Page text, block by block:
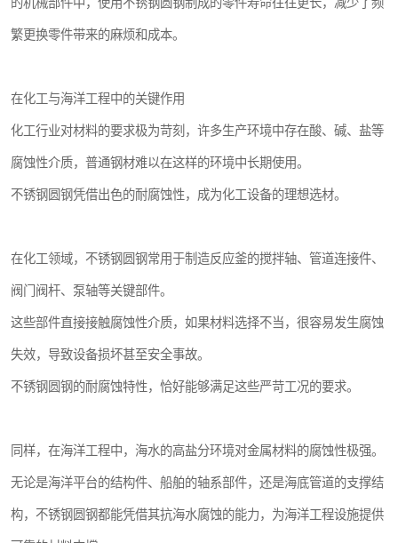
繁更换零件带来的麻烦和成本。
在化工与海洋工程中的关键作用
化工行业对材料的要求极为苛刻，许多生产环境中存在酸、碱、盐等
腐蚀性介质，普通钢材难以在这样的环境中长期使用。
不锈钢圆钢凭借出色的耐腐蚀性，成为化工设备的理想选材。
在化工领域，不锈钢圆钢常用于制造反应釜的搅拌轴、管道连接件、
阀门阀杆、泵轴等关键部件。
这些部件直接接触腐蚀性介质，如果材料选择不当，很容易发生腐蚀
失效，导致设备损坏甚至安全事故。
不锈钢圆钢的耐腐蚀特性，恰好能够满足这些严苛工况的要求。
同样，在海洋工程中，海水的高盐分环境对金属材料的腐蚀性极强。
无论是海洋平台的结构件、船舶的轴系部件，还是海底管道的支撑结
构，不锈钢圆钢都能凭借其抗海水腐蚀的能力，为海洋工程设施提供